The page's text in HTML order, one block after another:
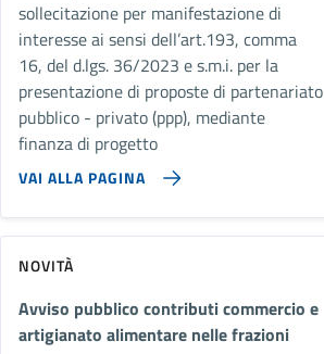
sollecitazione per manifestazione di
interesse ai sensi dell’art.193, comma
16, del d.lgs. 36/2023 e s.m.i. per la
presentazione di proposte di partenariato
pubblico - privato (ppp), mediante
finanza di progetto
VAI ALLA PAGINA
NOVITÀ
Avviso pubblico contributi commercio e
artigianato alimentare nelle frazioni